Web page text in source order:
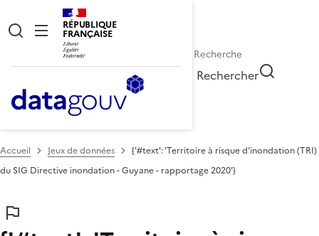
RÉPUBLIQUE
FRANÇAISE
Rechercher
Accueil Jeux de données
{'#text': 'Territoire à risque d’inondation (TRI)
du SIG Directive inondation - Guyane - rapportage 2020'}